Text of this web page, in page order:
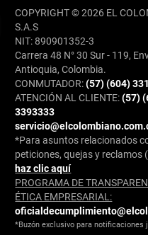
COPYRIGHT © 2026 EL
S.A.S
NIT: 890901352-3
Carrera 48 N° 30 Sur - 119,
Antioquia, Colombia.
CONMUTADOR:(57) (604)
ATENCIÓN AL CLIENTE:(57)
3393333
*Para asuntos relacionados
peticiones, quejas y reclamos
haz clic aquí
PROGRAMA DE
ÉTICA EMPRESARIAL:
*Buzón exclusivo para notificaciones